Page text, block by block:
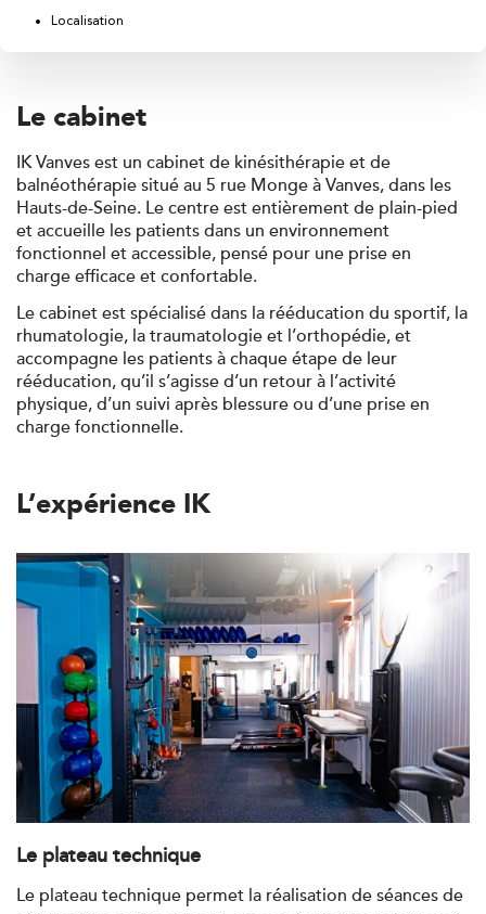
Localisation
Le cabinet
IK Vanves est un cabinet de kinésithérapie et de
balnéothérapie situé au 5 rue Monge à Vanves, dans les
Hauts-de-Seine. Le centre est entièrement de plain-pied
et accueille les patients dans un environnement
fonctionnel et accessible, pensé pour une prise en
charge efficace et confortable.
Le cabinet est spécialisé dans la rééducation du sportif, la
rhumatologie, la traumatologie et l’orthopédie, et
accompagne les patients à chaque étape de leur
rééducation, qu’il s’agisse d’un retour à l’activité
physique, d’un suivi après blessure ou d’une prise en
charge fonctionnelle.
L’expérience IK
Le plateau technique
Le plateau technique permet la réalisation de séances de
Trouvez votre cabinet de
kinésithérapie IK
Besoin d’Imagerie Médicale à Antony ? IRM, scanner,
échographie, infiltrations, radiologie… Olympe Imagerie
vous reçoit dans des délais courts sur le Centre Olympe
Santé, même bâtiment que votre kinésithérapeute !
Filtrer lescabinets avec balnéothérapie
IK Paris 16 – Trocadéro
8 Avenue de Camoens 75116 Paris
8 Avenue de Camoens 75116 Paris
01 42 15 22 46
PRENDRE RDV
PRENDRE RDV
Kinésithérapie